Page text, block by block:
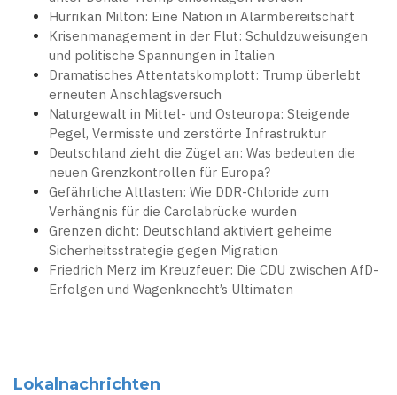
Hurrikan Milton: Eine Nation in Alarmbereitschaft
Krisenmanagement in der Flut: Schuldzuweisungen
und politische Spannungen in Italien
Dramatisches Attentatskomplott: Trump überlebt
erneuten Anschlagsversuch
Naturgewalt in Mittel- und Osteuropa: Steigende
Pegel, Vermisste und zerstörte Infrastruktur
Deutschland zieht die Zügel an: Was bedeuten die
neuen Grenzkontrollen für Europa?
Gefährliche Altlasten: Wie DDR-Chloride zum
Verhängnis für die Carolabrücke wurden
Grenzen dicht: Deutschland aktiviert geheime
Sicherheitsstrategie gegen Migration
Friedrich Merz im Kreuzfeuer: Die CDU zwischen AfD-
Erfolgen und Wagenknecht’s Ultimaten
Lokalnachrichten